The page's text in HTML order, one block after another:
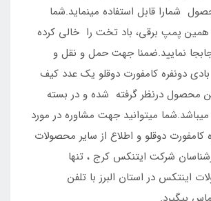
شمارا قابل استفاده مینماید.شما
همین پمپ برقی، باد تخت را خالی کرده
نمایید.ضمنا جهت حمل و نقل و
دونفره کامفورت دوقلو یک عدد کیف
محصول درنظر گرفته شده و در بسته
میتوانید جهت مشاوره در مورد
دوقلو و اطلاع از سایر محصولات
شرکت ایتنکس کرج ، تنها
اینتکس در استان البرز با تلفن